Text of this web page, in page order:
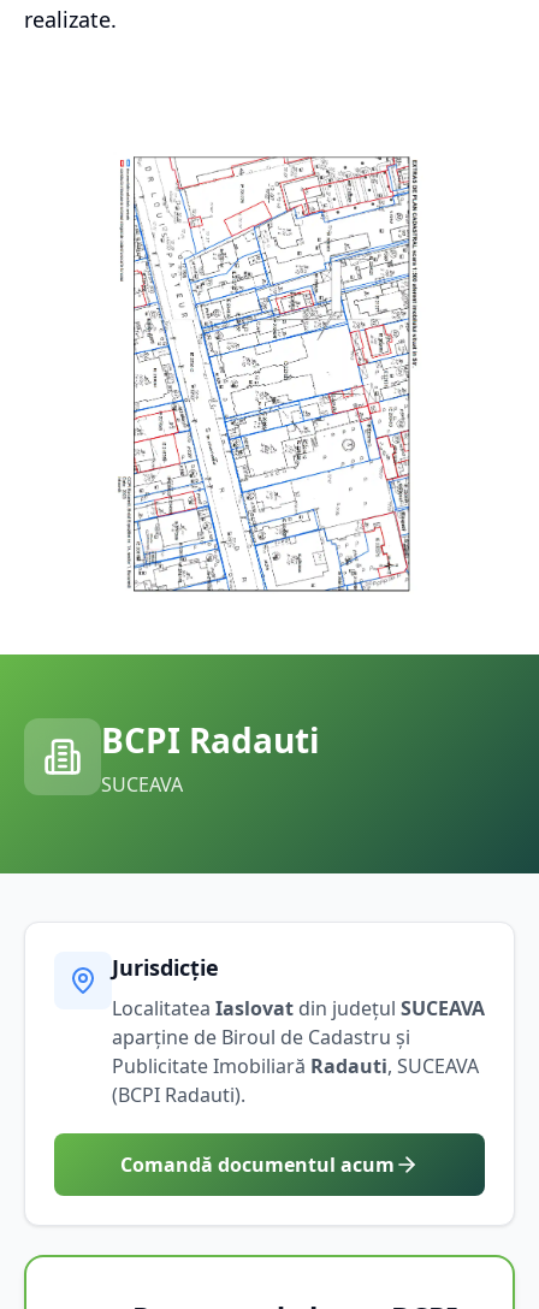
realizate.
BCPI Radauti
SUCEAVA
Jurisdicție
Localitatea Iaslovat din județul SUCEAVA
aparține de Biroul de Cadastru și
Publicitate Imobiliară Radauti, SUCEAVA
(BCPI Radauti).
Comandă documentul acum